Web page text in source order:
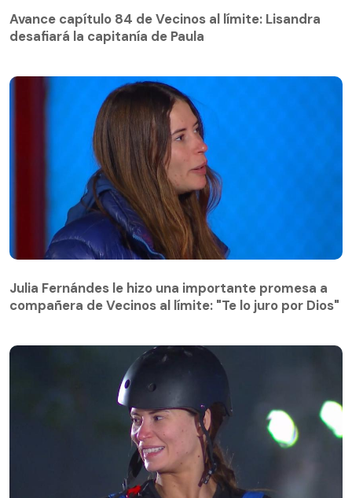
desafiará la capitanía de Paula
Avance capítulo 84 de Vecinos al límite: Lisandra
desafiará la capitanía de Paula
compañera de Vecinos al límite: "Te lo juro por Dios"
Julia Fernándes le hizo una importante promesa a
compañera de Vecinos al límite: "Te lo juro por Dios"